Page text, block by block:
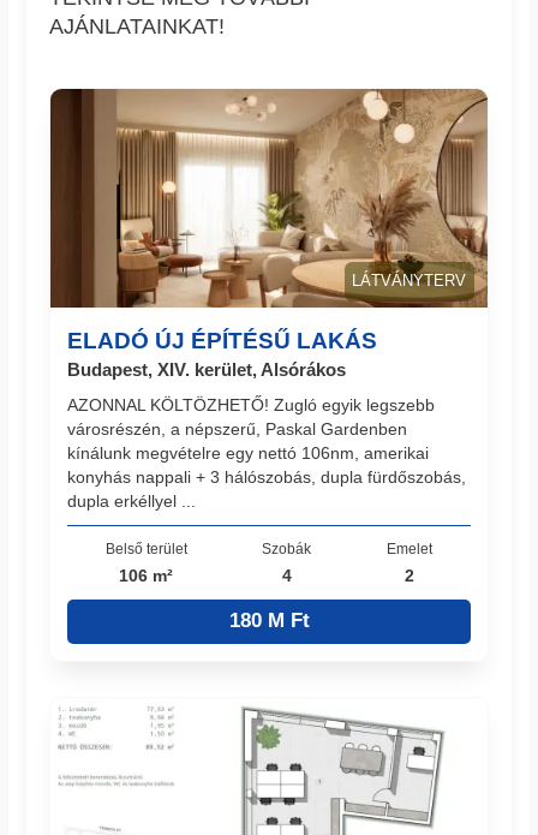
AJÁNLATAINKAT!
LÁTVÁNYTERV
ELADÓ ÚJ ÉPÍTÉSŰ LAKÁS
Budapest, XIV. kerület, Alsórákos
AZONNAL KÖLTÖZHETŐ! Zugló egyik legszebb
városrészén, a népszerű, Paskal Gardenben
kínálunk megvételre egy nettó 106nm, amerikai
konyhás nappali + 3 hálószobás, dupla fürdőszobás,
dupla erkéllyel ...
Belső terület
106 m²
Szobák
4
Emelet
2
180 M Ft